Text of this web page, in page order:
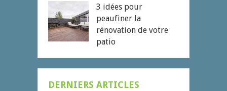
3 idées pour
peaufiner la
rénovation de votre
patio
DERNIERS ARTICLES